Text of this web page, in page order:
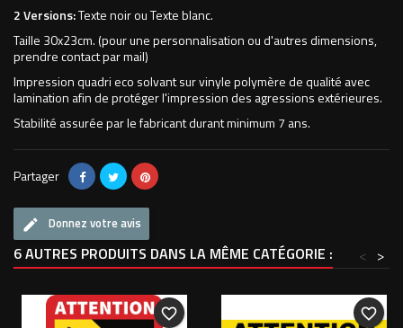
2 Versions:Texte noir ou Texte blanc.
Taille 30x23cm. (pour une personnalisation ou d'autres dimensions,
prendre contact par mail)
Impression quadri eco solvant sur vinyle polymère de qualité avec
lamination afin de protéger l'impression des agressions extérieures.
Stabilité assurée par le fabricant durant minimum 7 ans.
Partager
Donnez votre avis
6 AUTRES PRODUITS DANS LA MÊME CATÉGORIE : >
<
favorite_border favorite_border